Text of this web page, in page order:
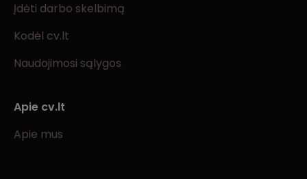
Įdėti darbo skelbimą
Kodėl cv.lt
Naudojimosi sąlygos
Apie cv.lt
Apie mus